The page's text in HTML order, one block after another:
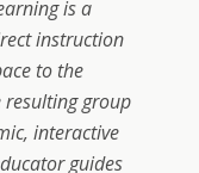
is a
instruction
to the
group
interactive
guides